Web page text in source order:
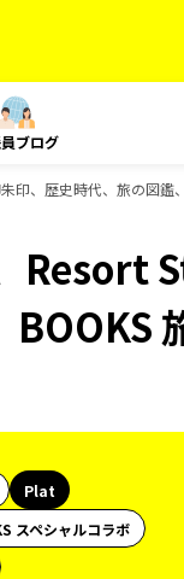
ブログ
印、歴史時代、旅の図鑑
Resort
Plat
スペシャルコラボ